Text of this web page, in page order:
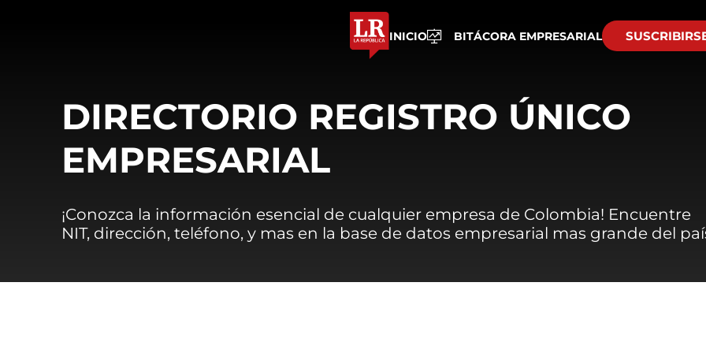
INICIO BITÁCORA EMPRESARIAL
DIRECTORIO REGISTRO ÚNICO
EMPRESARIAL
¡Conozca la información esencial de cualquier empresa de Colombia! Encuentre
NIT, dirección, teléfono, y mas en la base de datos empresarial mas grande del